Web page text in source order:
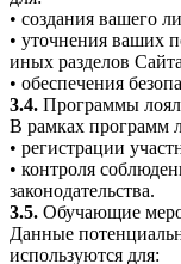
• создания вашего
• уточнения ваших
иных разделов
• обеспечения
3.4. Программы
В рамках программ
• регистрации
• контроля
законодательства.
3.5. Обучающие
Данные
используются для: